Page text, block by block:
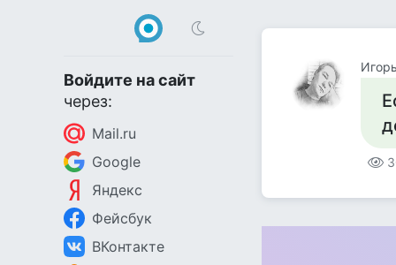
Войдите на сайт
через:
Mail.ru
Google
Яндекс
Фейсбук
ВКонтакте